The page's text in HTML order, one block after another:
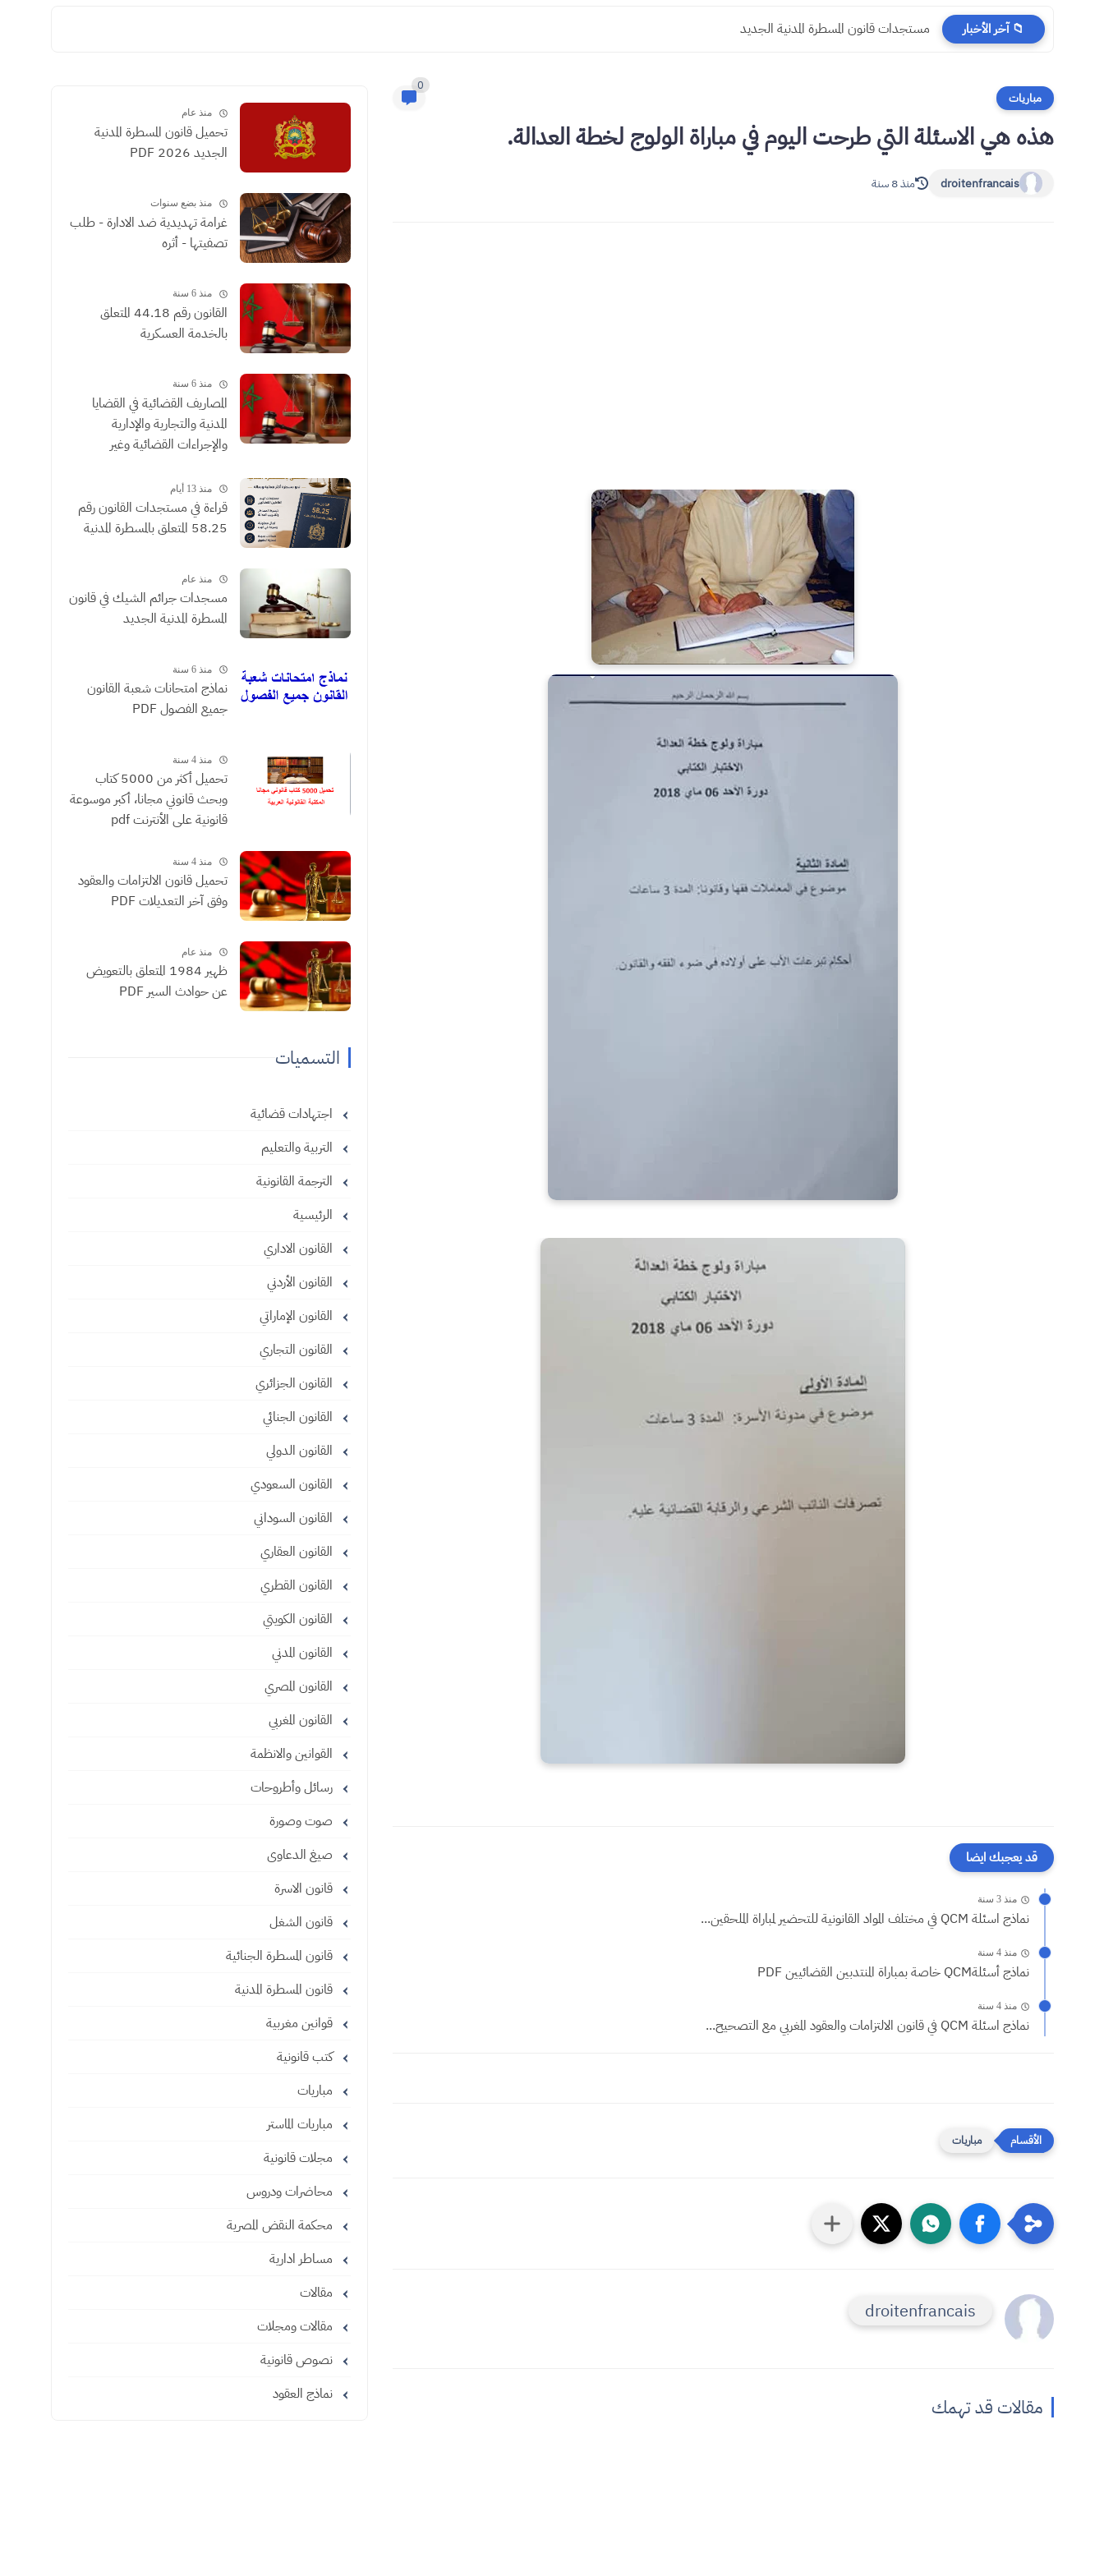
📁 آخر الأخبار مستجدات قانون المسطرة المدنية الجديد
مباريات
0
هذه هي الاسئلة التي طرحت اليوم في مباراة الولوج لخطة العدالة.
droitenfrancais منذ 8 سنة
قد يعجبك ايضا
منذ 3 سنة
نماذج اسئلة QCM في مختلف المواد القانونية للتحضير لمباراة الملحقين...
منذ 4 سنة
نماذج أسئلةQCM خاصة بمباراة المنتدبين القضائيين PDF
منذ 4 سنة
نماذج اسئلة QCM في قانون الالتزامات والعقود المغربي مع التصحيح...
مباريات
droitenfrancais
مقالات قد تهمك
منذ عام
تحميل قانون المسطرة المدنية
الجديد 2026 PDF
منذ بضع سنوات
غرامة تهديدية ضد الادارة - طلب
تصفيتها - أثره
منذ 6 سنة
القانون رقم 44.18 المتعلق
بالخدمة العسكرية
منذ 6 سنة
المصاريف القضائية في القضايا
المدنية والتجارية والإدارية
والإجراءات القضائية وغير
الموثقون
منذ 13 أيام
​قراءة في مستجدات القانون رقم
58.25 المتعلق بالمسطرة المدنية
منذ عام
مسجدات جرائم الشيك في قانون
المسطرة المدنية الجديد
منذ 6 سنة
نماذج امتحانات شعبة القانون
جميع الفصول PDF
منذ 4 سنة
تحميل أكثر من 5000 كتاب
وبحث قانوني مجانا، أكبر موسوعة
قانونية على الأنترنت pdf
منذ 4 سنة
تحميل قانون الالتزامات والعقود
وفق آخر التعديلات PDF
منذ عام
ظهير 1984 المتعلق بالتعويض
عن حوادث السير PDF
التسميات
اجتهادات قضائية
التربية والتعليم
الترجمة القانونية
الرئيسية
القانون الاداري
القانون الأردني
القانون الإماراتي
القانون التجاري
القانون الجزائري
القانون الجنائي
القانون الدولي
القانون السعودي
القانون السوداني
القانون العقاري
القانون القطري
القانون الكويتي
القانون المدني
القانون المصري
القانون المغربي
القوانين والانظمة
رسائل وأطروحات
صوت وصورة
صيغ الدعاوى
قانون الاسرة
قانون الشغل
قانون المسطرة الجنائية
قانون المسطرة المدنية
قوانين مغربية
كتب قانونية
مباريات
مباريات الماستر
مجلات قانونية
محاضرات ودروس
محكمة النقض المصرية
مساطر ادارية
مقالات
مقالات ومجلات
نصوص قانونية
نماذج العقود